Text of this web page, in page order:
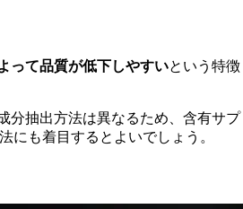
って品質が低下しやすいという特徴
分抽出方法は異なるため、含有サプ
にも着目するとよいでしょう。